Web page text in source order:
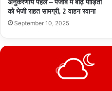
अनुकरणीय पहल – पंजाब में बाढ़ पीड़ितों
को भेजी राहत सामग्री, 2 वाहन रवाना
September 10, 2025